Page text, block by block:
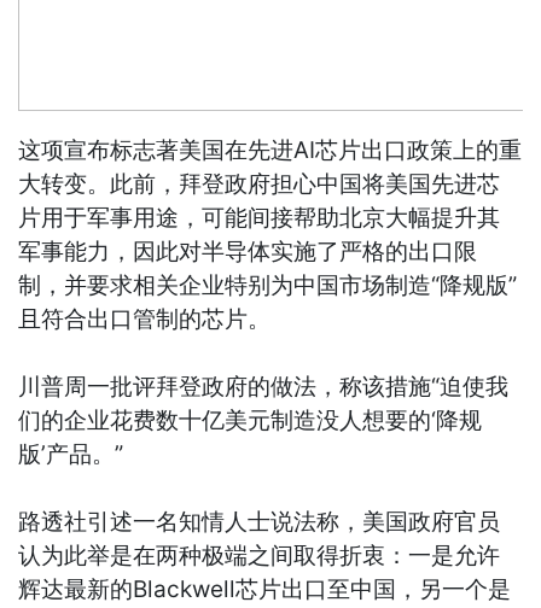
这项宣布标志著美国在先进AI芯片出口政策上的重
大转变。此前，拜登政府担心中国将美国先进芯
片用于军事用途，可能间接帮助北京大幅提升其
军事能力，因此对半导体实施了严格的出口限
制，并要求相关企业特别为中国市场制造“降规版”
且符合出口管制的芯片。
川普周一批评拜登政府的做法，称该措施“迫使我
们的企业花费数十亿美元制造没人想要的‘降规
版’产品。”
路透社引述一名知情人士说法称，美国政府官员
认为此举是在两种极端之间取得折衷：一是允许
辉达最新的Blackwell芯片出口至中国，另一个是